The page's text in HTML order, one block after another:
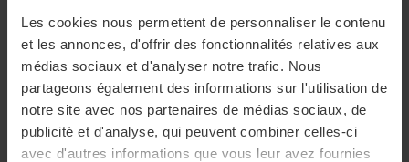
Les cookies nous permettent de personnaliser le contenu
et les annonces, d'offrir des fonctionnalités relatives aux
médias sociaux et d'analyser notre trafic. Nous
partageons également des informations sur l'utilisation de
notre site avec nos partenaires de médias sociaux, de
publicité et d'analyse, qui peuvent combiner celles-ci
avec d'autres informations que vous leur avez fournies
octobre 2022
septembre 2022
juillet 2022
avril 2022
juillet 2021